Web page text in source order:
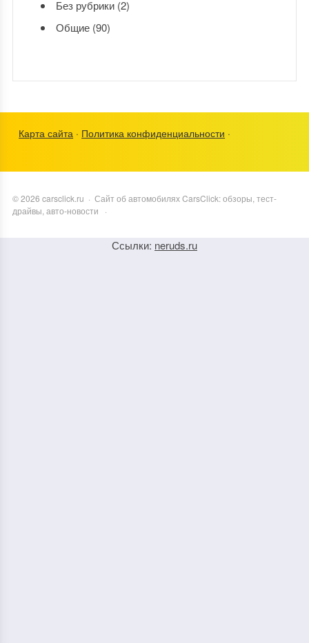
Без рубрики(2)
Общие(90)
Карта сайта · Политика конфиденциальности ·
©2026 carsclick.ru · Сайт об автомобилях CarsClick: обзоры, тест-
драйвы, авто-новости
·
Ссылки: neruds.ru